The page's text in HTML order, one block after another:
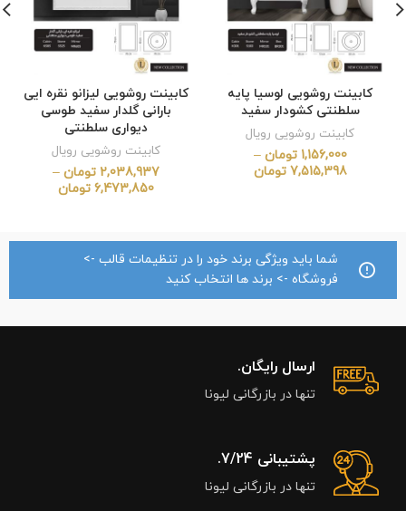
کابینت روشویی لوسیا پایه
سلطنتی کشودار سفید
کابینت روشویی رویال
1,156,000 تومان –
7,515,398 تومان
کابینت روشویی لیزانو نقره ایی
بارانی گلدار سفید طوسی
دیواری سلطنتی
کابینت روشویی رویال
2,038,937 تومان –
6,473,850 تومان
شما باید ویژگی برند خود را در تنظیمات قالب ->
فروشگاه -> برند ها انتخاب کنید
ارسال رایگان.
تنها در بازرگانی لیونا
پشتیبانی 7/24.
تنها در بازرگانی لیونا